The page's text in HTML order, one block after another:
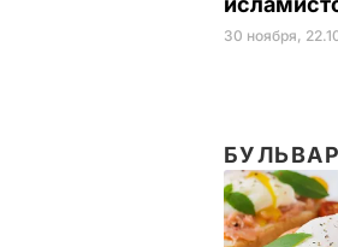
30 ноября,
БУЛЬВАР